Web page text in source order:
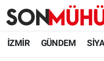
İZMİR GÜNDEM
İzmir Nöbetçi